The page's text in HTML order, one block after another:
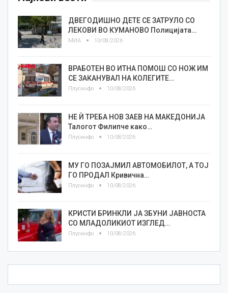
ДВЕГОДИШНО ДЕТЕ СЕ ЗАТРУЛО СО
ЛЕКОВИ ВО КУМАНОВО Полицијата…
МИА 10/08/2026
ВРАБОТЕН ВО ИТНА ПОМОШ СО НОЖ ИМ
СЕ ЗАКАНУВАЛ НА КОЛЕГИТЕ…
Плусинфо 10/08/2026
НЕ Ѝ ТРЕБА НОВ ЗАЕВ НА МАКЕДОНИЈА
Талогот Филипче како…
Плусинфо 10/08/2026
МУ ГО ПОЗАЈМИЛ АВТОМОБИЛОТ, А ТОЈ
ГО ПРОДАЛ Кривична…
Плусинфо 10/08/2026
КРИСТИ БРИНКЛИ ЈА ЗБУНИ ЈАВНОСТА
СО МЛАДОЛИКИОТ ИЗГЛЕД…
Плусинфо 10/08/2026